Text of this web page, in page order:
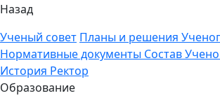
Назад
Ученый совет Планы и решения
Нормативные документы Состав
История Ректор
Образование